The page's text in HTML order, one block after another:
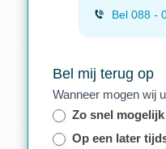
Bel 088 -
Bel mij terug op
Wanneer mogen wij
Zo snel mogelijk
Op een later